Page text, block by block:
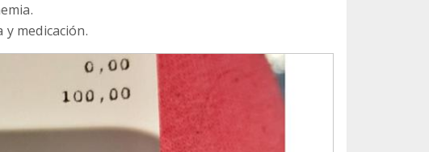
medicación.